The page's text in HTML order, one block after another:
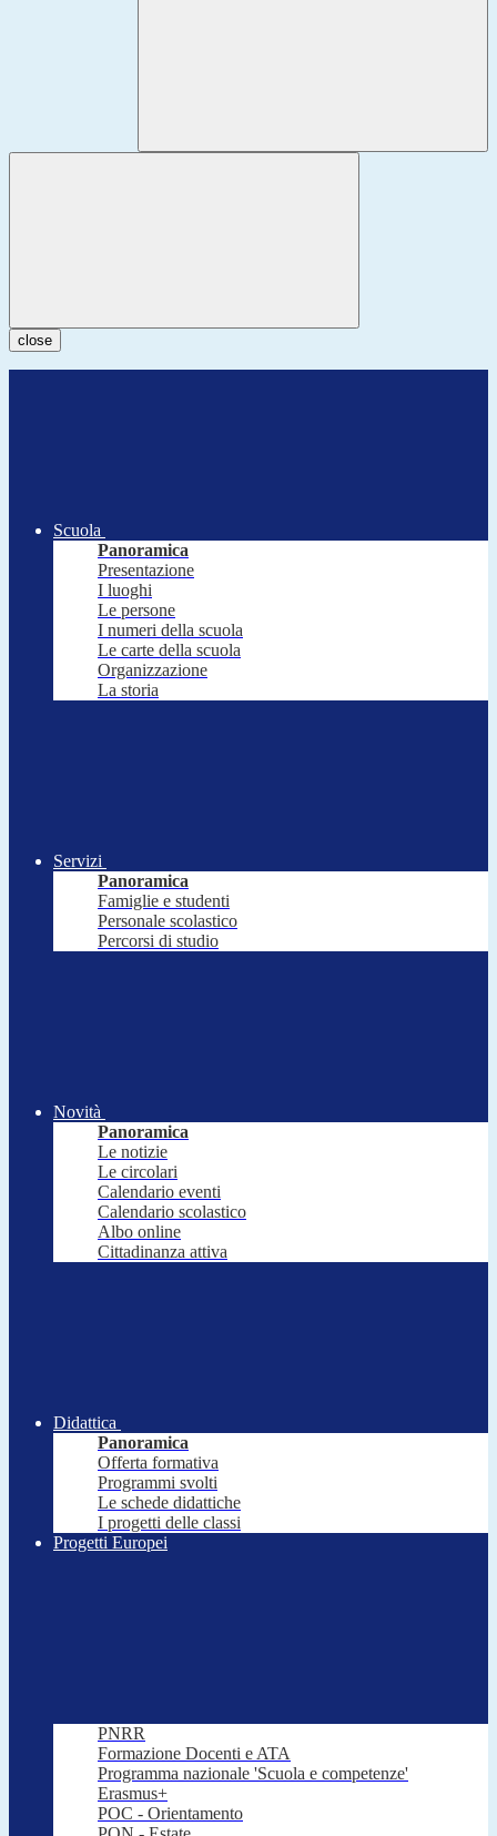
close
Scuola
Panoramica
Presentazione
I luoghi
Le persone
I numeri della scuola
Le carte della scuola
Organizzazione
La storia
Servizi
Panoramica
Famiglie e studenti
Personale scolastico
Percorsi di studio
Novità
Panoramica
Le notizie
Le circolari
Calendario eventi
Calendario scolastico
Albo online
Cittadinanza attiva
Didattica
Panoramica
Offerta formativa
Programmi svolti
Le schede didattiche
I progetti delle classi
Progetti Europei
PNRR
Formazione Docenti e ATA
Programma nazionale 'Scuola e competenze'
Erasmus+
POC - Orientamento